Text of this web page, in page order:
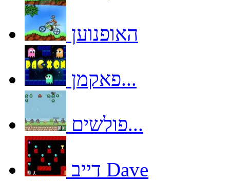
האופנוען
פאקמן...
פולשים...
דייב Dave